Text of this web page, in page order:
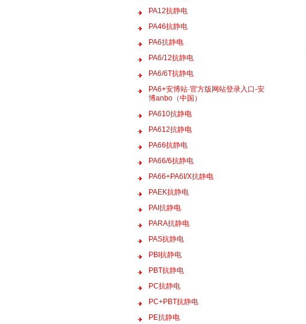
PA12抗静电
PA46抗静电
PA6抗静电
PA6/12抗静电
PA6/6T抗静电
PA6+安博站·官方版网站登录入口-安
博anbo（中国）
PA610抗静电
PA612抗静电
PA66抗静电
PA66/6抗静电
PA66+PA6I/X抗静电
PAEK抗静电
PAI抗静电
PARA抗静电
PAS抗静电
PBI抗静电
PBT抗静电
PC抗静电
PC+PBT抗静电
PE抗静电